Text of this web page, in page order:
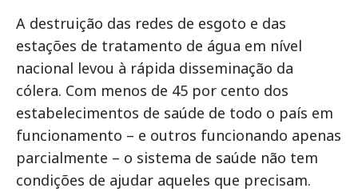
A destruição das redes de esgoto e das
estações de tratamento de água em nível
nacional levou à rápida disseminação da
cólera. Com menos de 45 por cento dos
estabelecimentos de saúde de todo o país em
funcionamento – e outros funcionando apenas
parcialmente – o sistema de saúde não tem
condições de ajudar aqueles que precisam.